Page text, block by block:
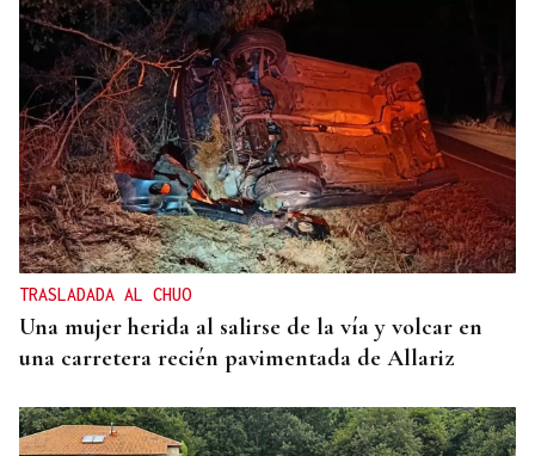
TRASLADADA AL CHUO
Una mujer herida al salirse de la vía y volcar en
una carretera recién pavimentada de Allariz